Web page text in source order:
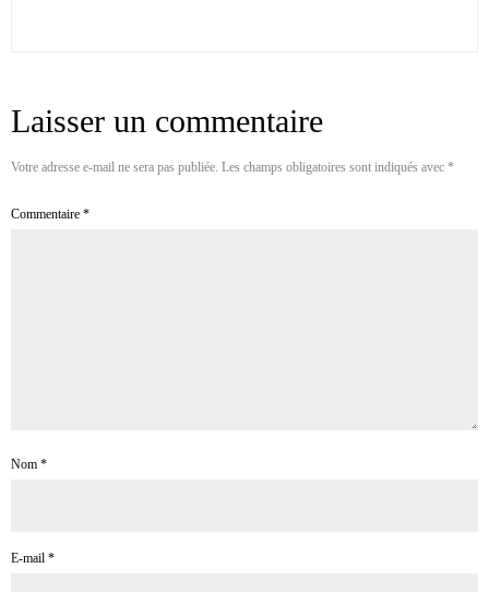
Laisser un commentaire
Votre adresse e-mail ne sera pas publiée. Les champs obligatoires sont indiqués avec *
Commentaire *
Nom *
E-mail *